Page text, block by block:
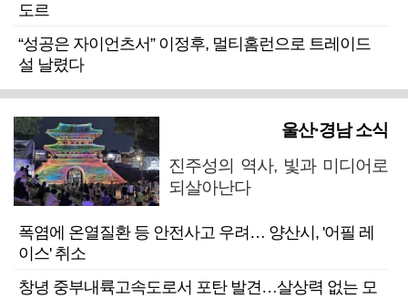
도르
“성공은 자이언츠서” 이정후, 멀티홈런으로 트레이드
설 날렸다
울산·경남 소식
진주성의 역사, 빛과 미디어로
되살아난다
폭염에 온열질환 등 안전사고 우려… 양산시, '어필 레
이스' 취소
창녕 중부내륙고속도로서 포탄 발견…살상력 없는 모